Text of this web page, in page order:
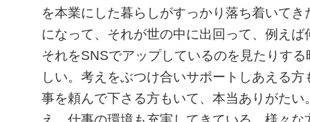
を本業にした暮らしがすっかり落ち着いて
になって、それが世の中に出回って、例えば
それをSNSでアップしているのを見たりす
しい。考えをぶつけ合いサポートしあえる
事を頼んで下さる方もいて、本当ありがたい